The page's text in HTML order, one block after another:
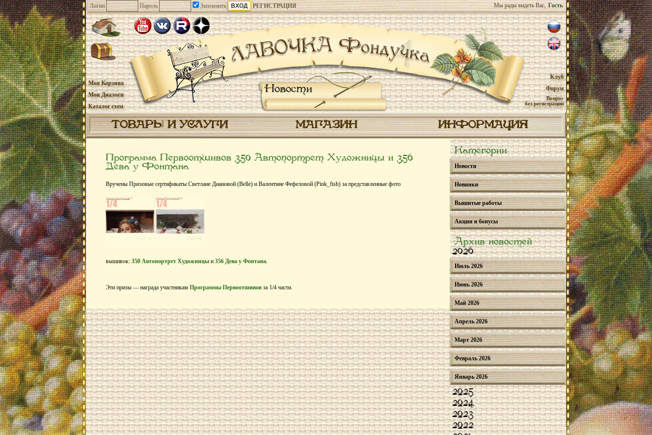
Логин Пароль Запомнить РЕГИСТРАЦИЯ Мы рады видеть Вас, Гость
Новости
Моя Корзина
Мои Диалоги
Каталог схем
Клуб
Форум
Вопрос
без регистрации
ТОВАРЫ И УСЛУГИ МАГАЗИН ИНФОРМАЦИЯ
Программа Первоотшивов 350 Автопортрет Художницы и 356
Дева у Фонтана
Вручены Призовые сертификаты Светлане Диановой (Belle) и Валентине Фефеловой (Pink_fish) за представленные фото
вышивок: 350 Автопортрет Художницы и 356 Дева у Фонтана.
Эти призы — награда участникам Программы Первоотшивов за 1/4 части.
Категории
Новости
Новинки
Вышитые работы
Акции и бонусы
Архив новостей
2026
Июль 2026
Июнь 2026
Май 2026
Апрель 2026
Март 2026
Февраль 2026
Январь 2026
2025
2024
2023
2022